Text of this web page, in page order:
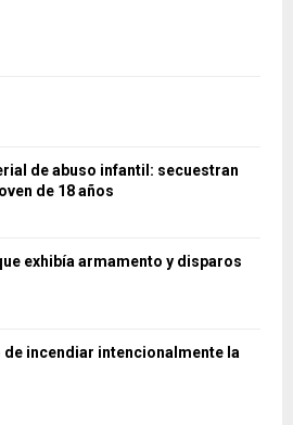
de abuso infantil: secuestran
de 18 años
exhibía armamento y disparos
incendiar intencionalmente la